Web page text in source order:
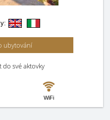
ubytování
do své aktovky
WiFi